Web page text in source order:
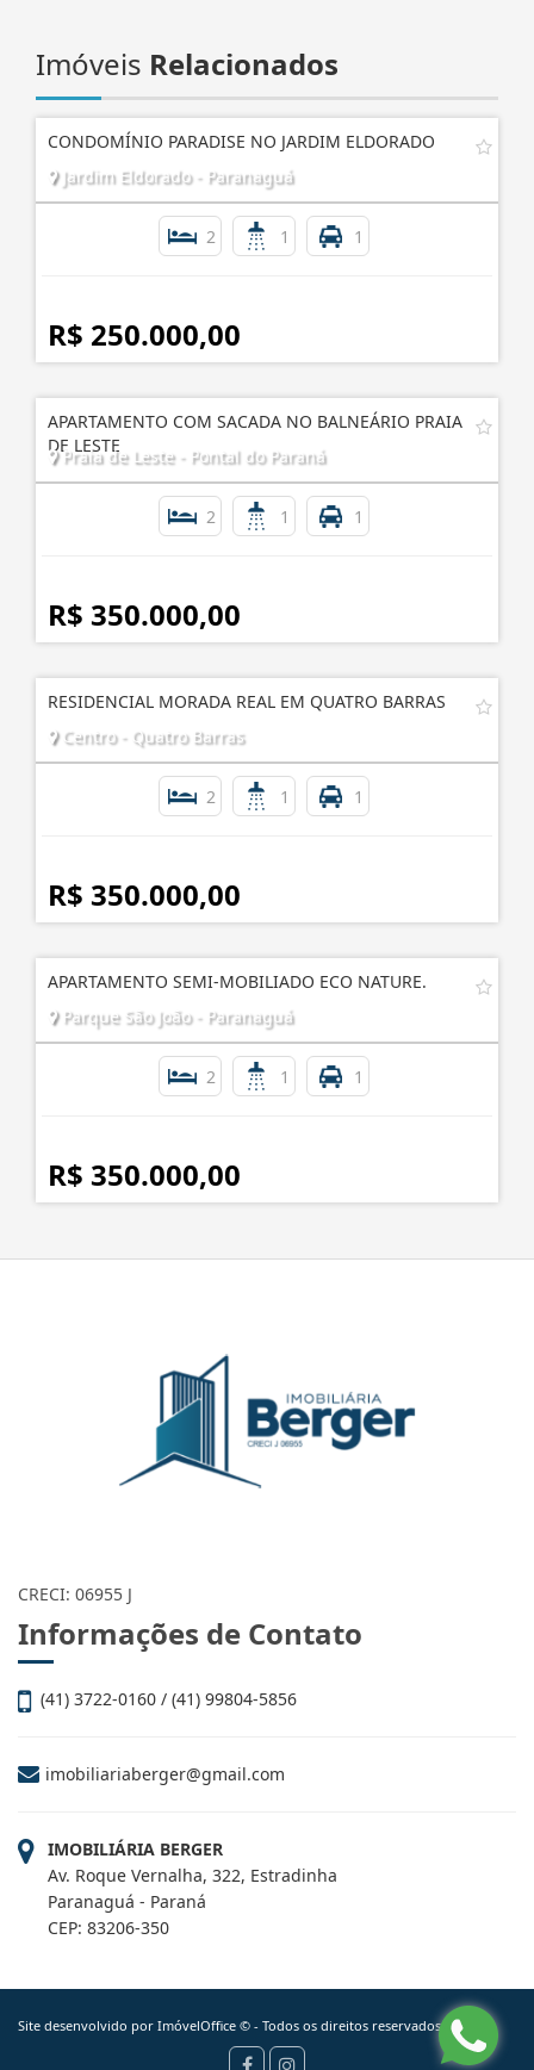
ImóveisRelacionados
CONDOMÍNIO PARADISE NO JARDIM ELDORADO
2
R$ 250.000,00
APARTAMENTO COM SACADA NO BALNEÁRIO PRAIA
2
R$ 350.000,00
RESIDENCIAL MORADA REAL EM QUATRO BARRAS
2
R$ 350.000,00
APARTAMENTO SEMI-MOBILIADO ECO NATURE.
2
R$ 350.000,00
CRECI: 06955 J
Informações de Contato
(41) 3722-0160 / (41) 99804-5856
imobiliariaberger@gmail.com
IMOBILIÁRIA BERGER
Paranaguá - Paraná
CEP: 83206-350